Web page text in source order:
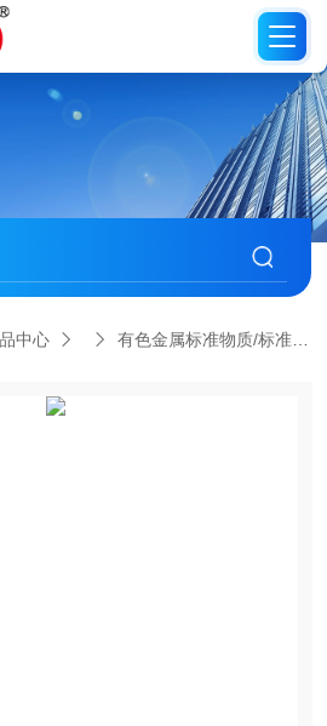
中心 有色金属标准物质/标准品